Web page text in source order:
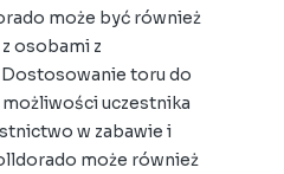
może być również
osobami z
toru do
uczestnika
w zabawie i
może również